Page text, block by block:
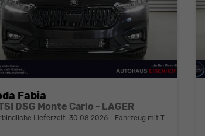
Fabia
DSG Monte Carlo - LAGER
Lieferzeit: 30.08.2026 Fahrzeug mit Tageszulassung